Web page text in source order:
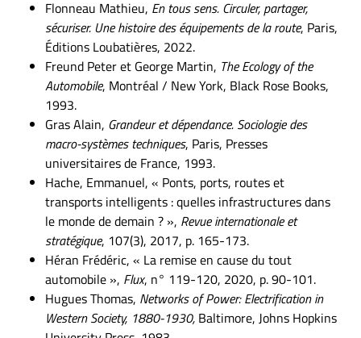
Flonneau Mathieu, En tous sens. Circuler, partager,
sécuriser. Une histoire des équipements de la route, Paris,
Éditions Loubatières, 2022.
Freund Peter et George Martin, The Ecology of the
Automobile, Montréal / New York, Black Rose Books,
1993.
Gras Alain, Grandeur et dépendance. Sociologie des
macro-systèmes techniques, Paris, Presses
universitaires de France, 1993.
Hache, Emmanuel, « Ponts, ports, routes et
transports intelligents : quelles infrastructures dans
le monde de demain ? », Revue internationale et
stratégique, 107(3), 2017, p. 165-173.
Héran Frédéric, « La remise en cause du tout
automobile », Flux, n° 119-120, 2020, p. 90-101.
Hugues Thomas, Networks of Power: Electrification in
Western Society, 1880-1930, Baltimore, Johns Hopkins